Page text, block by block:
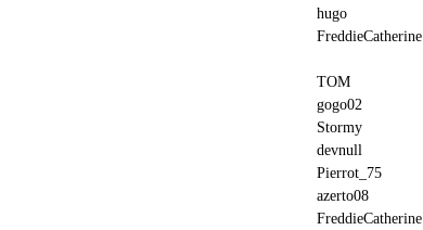
hugo
FreddieCatherine
TOM
gogo02
Stormy
devnull
Pierrot_75
azerto08
FreddieCatherine